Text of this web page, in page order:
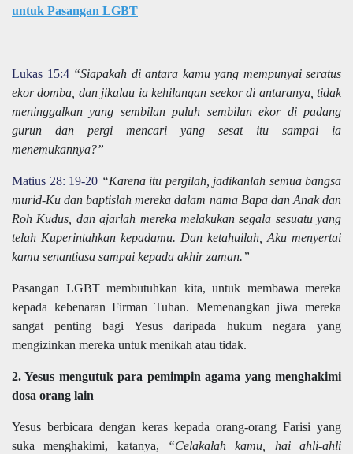
untuk Pasangan LGBT
Lukas 15:4 “Siapakah di antara kamu yang mempunyai seratus
ekor domba, dan jikalau ia kehilangan seekor di antaranya, tidak
meninggalkan yang sembilan puluh sembilan ekor di padang
gurun dan pergi mencari yang sesat itu sampai ia
menemukannya?”
Matius 28: 19-20 “Karena itu pergilah, jadikanlah semua bangsa
murid-Ku dan baptislah mereka dalam nama Bapa dan Anak dan
Roh Kudus, dan ajarlah mereka melakukan segala sesuatu yang
telah Kuperintahkan kepadamu. Dan ketahuilah, Aku menyertai
kamu senantiasa sampai kepada akhir zaman.”
Pasangan LGBT membutuhkan kita, untuk membawa mereka
kepada kebenaran Firman Tuhan. Memenangkan jiwa mereka
sangat penting bagi Yesus daripada hukum negara yang
mengizinkan mereka untuk menikah atau tidak.
2. Yesus mengutuk para pemimpin agama yang menghakimi
dosa orang lain
Yesus berbicara dengan keras kepada orang-orang Farisi yang
suka menghakimi, katanya,
“Celakalah kamu, hai ahli-ahli